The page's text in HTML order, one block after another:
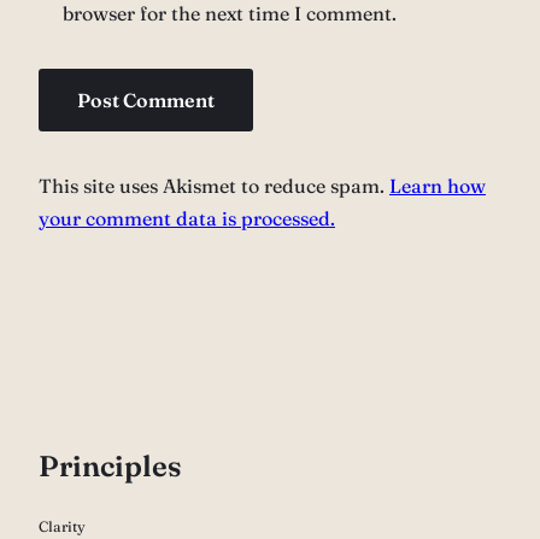
browser for the next time I comment.
This site uses Akismet to reduce spam. Learn how
your comment data is processed.
Principles
Clarity